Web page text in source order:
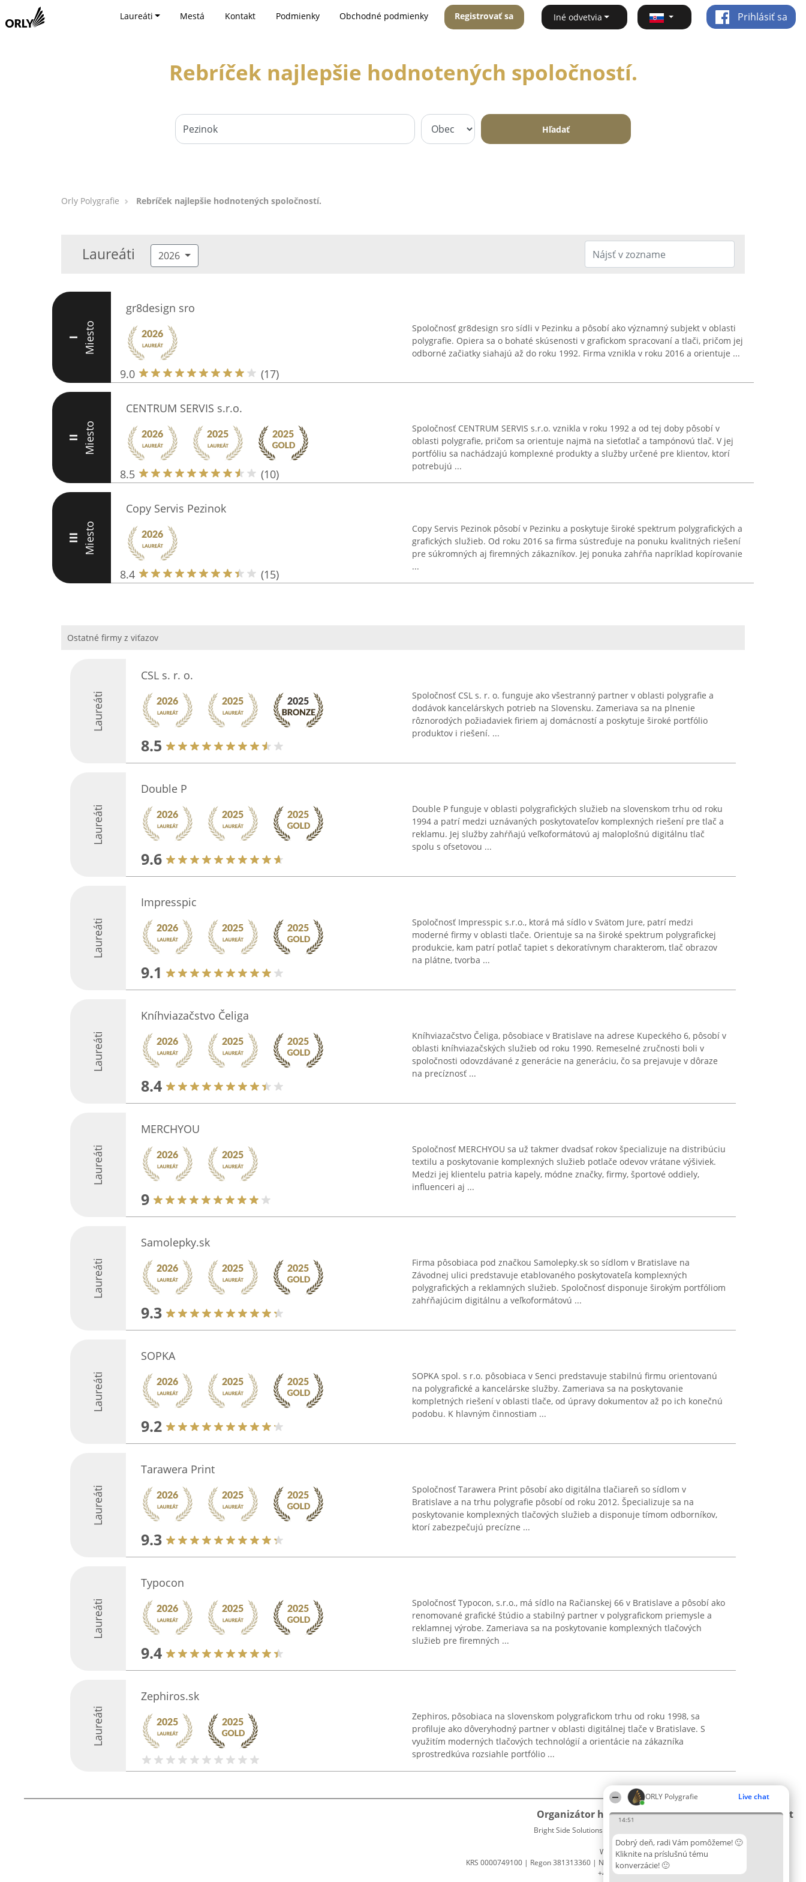
ORLY Polygrafie Live chat
14:51
Dobrý deň, radi Vám pomôžeme! 🙂
Kliknite na príslušnú tému
konverzácie! 🙂
Laureáti Mestá Kontakt Podmienky Obchodné podmienky Registrovať sa Iné odvetvia Prihlásiť sa
Rebríček najlepšie hodnotených spoločností.
Hľadať
Orly Polygrafie Rebríček najlepšie hodnotených spoločností.
Laureáti 2026
I Miesto
gr8design sro
9.0 (17)
Spoločnosť gr8design sro sídli v Pezinku a pôsobí ako významný subjekt v oblasti
polygrafie. Opiera sa o bohaté skúsenosti v grafickom spracovaní a tlači, pričom jej
odborné začiatky siahajú až do roku 1992. Firma vznikla v roku 2016 a orientuje ...
II Miesto
CENTRUM SERVIS s.r.o.
8.5 (10)
Spoločnosť CENTRUM SERVIS s.r.o. vznikla v roku 1992 a od tej doby pôsobí v
oblasti polygrafie, pričom sa orientuje najmä na sieťotlač a tampónovú tlač. V jej
portfóliu sa nachádzajú komplexné produkty a služby určené pre klientov, ktorí
potrebujú ...
III Miesto
Copy Servis Pezinok
8.4 (15)
Copy Servis Pezinok pôsobí v Pezinku a poskytuje široké spektrum polygrafických a
grafických služieb. Od roku 2016 sa firma sústreďuje na ponuku kvalitných riešení
pre súkromných aj firemných zákazníkov. Jej ponuka zahŕňa napríklad kopírovanie
...
Ostatné firmy z viťazov
Laureáti
CSL s. r. o.
8.5
Spoločnosť CSL s. r. o. funguje ako všestranný partner v oblasti polygrafie a
dodávok kancelárskych potrieb na Slovensku. Zameriava sa na plnenie
rôznorodých požiadaviek firiem aj domácností a poskytuje široké portfólio
produktov i riešení. ...
Laureáti
Double P
9.6
Double P funguje v oblasti polygrafických služieb na slovenskom trhu od roku
1994 a patrí medzi uznávaných poskytovateľov komplexných riešení pre tlač a
reklamu. Jej služby zahŕňajú veľkoformátovú aj maloplošnú digitálnu tlač
spolu s ofsetovou ...
Laureáti
Impresspic
9.1
Spoločnosť Impresspic s.r.o., ktorá má sídlo v Svätom Jure, patrí medzi
moderné firmy v oblasti tlače. Orientuje sa na široké spektrum polygrafickej
produkcie, kam patrí potlač tapiet s dekoratívnym charakterom, tlač obrazov
na plátne, tvorba ...
Laureáti
Kníhviazačstvo Čeliga
8.4
Kníhviazačstvo Čeliga, pôsobiace v Bratislave na adrese Kupeckého 6, pôsobí v
oblasti kníhviazačských služieb od roku 1990. Remeselné zručnosti boli v
spoločnosti odovzdávané z generácie na generáciu, čo sa prejavuje v dôraze
na precíznosť ...
Laureáti
MERCHYOU
9
Spoločnosť MERCHYOU sa už takmer dvadsať rokov špecializuje na distribúciu
textilu a poskytovanie komplexných služieb potlače odevov vrátane výšiviek.
Medzi jej klientelu patria kapely, módne značky, firmy, športové oddiely,
influenceri aj ...
Laureáti
Samolepky.sk
9.3
Firma pôsobiaca pod značkou Samolepky.sk so sídlom v Bratislave na
Závodnej ulici predstavuje etablovaného poskytovateľa komplexných
polygrafických a reklamných služieb. Spoločnosť disponuje širokým portfóliom
zahŕňajúcim digitálnu a veľkoformátovú ...
Laureáti
SOPKA
9.2
SOPKA spol. s r.o. pôsobiaca v Senci predstavuje stabilnú firmu orientovanú
na polygrafické a kancelárske služby. Zameriava sa na poskytovanie
kompletných riešení v oblasti tlače, od úpravy dokumentov až po ich konečnú
podobu. K hlavným činnostiam ...
Laureáti
Tarawera Print
9.3
Spoločnosť Tarawera Print pôsobí ako digitálna tlačiareň so sídlom v
Bratislave a na trhu polygrafie pôsobí od roku 2012. Špecializuje sa na
poskytovanie komplexných tlačových služieb a disponuje tímom odborníkov,
ktorí zabezpečujú precízne ...
Laureáti
Typocon
9.4
Spoločnosť Typocon, s.r.o., má sídlo na Račianskej 66 v Bratislave a pôsobí ako
renomované grafické štúdio a stabilný partner v polygrafickom priemysle a
reklamnej výrobe. Zameriava sa na poskytovanie komplexných tlačových
služieb pre firemných ...
Laureáti
Zephiros.sk
Zephiros, pôsobiaca na slovenskom polygrafickom trhu od roku 1998, sa
profiluje ako dôveryhodný partner v oblasti digitálnej tlače v Bratislave. S
využitím moderných tlačových technológií a orientácie na zákazníka
sprostredkúva rozsiahle portfólio ...
Organizátor hodnotenia
Bright Side Solutions sp. z o. o. sp. k.
ul. Ruska 22
Wrocław 50-079
KRS 0000749100 | Regon 381313360 | NIP 8943132676
+48 508 492 400
Hodnotenie
Lista
wszystkich
Podmienky
Kontakt